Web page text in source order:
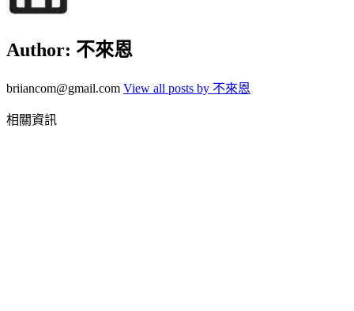
Author: 不來恩
briiancom@gmail.com View all posts by 不來恩
相關資訊